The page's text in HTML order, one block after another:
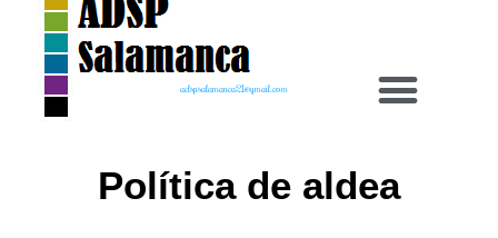
adspsalamanca21@gmail.com
Política de aldea